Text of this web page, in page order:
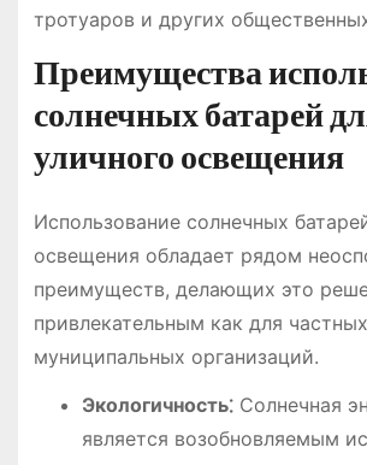
тротуаров и других
Преимущества
солнечных батарей
уличного освещения
Использование солнечных
освещения обладает рядом
преимуществ, делающих это
привлекательным как для
муниципальных организаций.
Экологичность⁚Солнечная
является возобновляемым